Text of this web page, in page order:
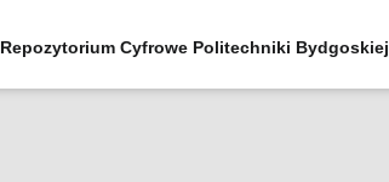
Repozytorium Cyfrowe Politechniki Bydgoskiej